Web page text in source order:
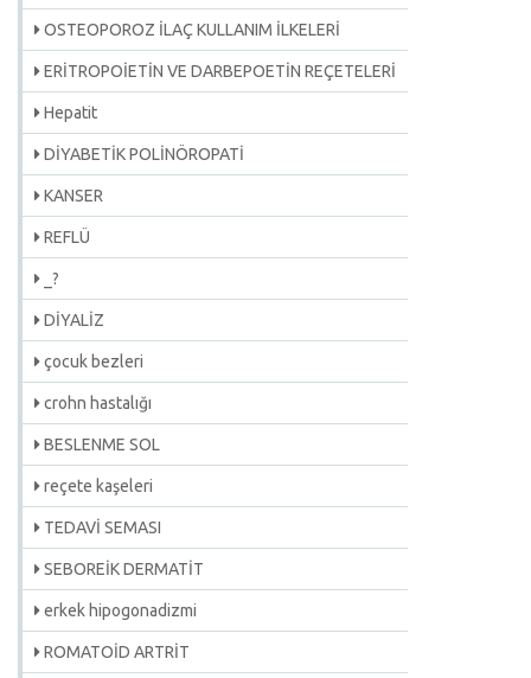
OSTEOPOROZ İLAÇ KULLANIM İLKELERİ
ERİTROPOİETİN VE DARBEPOETİN REÇETELERİ
Hepatit
DİYABETİK POLİNÖROPATİ
KANSER
REFLÜ
_?
DİYALİZ
çocuk bezleri
crohn hastalığı
BESLENME SOL
reçete kaşeleri
TEDAVİ SEMASI
SEBOREİK DERMATİT
erkek hipogonadizmi
ROMATOİD ARTRİT